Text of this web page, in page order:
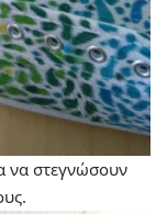
να στεγνώσουν